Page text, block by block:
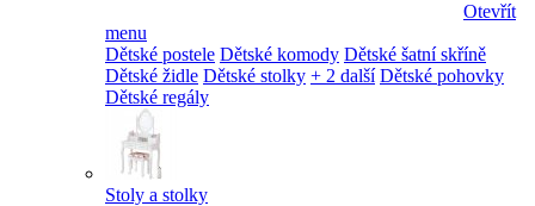
Otevřít
menu
Dětské postele Dětské komody Dětské šatní skříně
Dětské židle Dětské stolky + 2 další Dětské pohovky
Dětské regály
Stoly a stolky